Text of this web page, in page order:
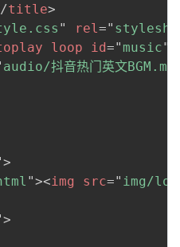
title>
" rel="
loop id=" music"
audio/抖音热门英文
>
"><img src=" img/
>